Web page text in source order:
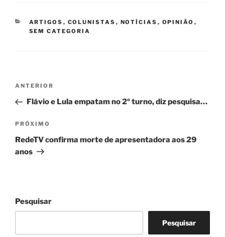
CATEGORIAS
ARTIGOS , COLUNISTAS , NOTÍCIAS , OPINIÃO ,
SEM CATEGORIA
Navegação
Post
Post
anterior
ANTERIOR
Flávio e Lula empatam no 2º turno, diz pesquisa…
Próximo
post
PRÓXIMO
RedeTV confirma morte de apresentadora aos 29
anos
Pesquisar
Pesquisar